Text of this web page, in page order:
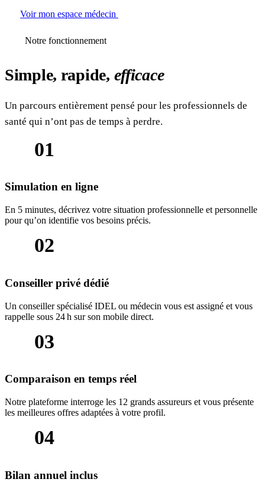
Voir mon espace médecin
Notre fonctionnement
Simple, rapide, efficace
Un parcours entièrement pensé pour les professionnels de
santé qui n’ont pas de temps à perdre.
01
Simulation en ligne
En 5 minutes, décrivez votre situation professionnelle et personnelle
pour qu’on identifie vos besoins précis.
02
Conseiller privé dédié
Un conseiller spécialisé IDEL ou médecin vous est assigné et vous
rappelle sous 24 h sur son mobile direct.
03
Comparaison en temps réel
Notre plateforme interroge les 12 grands assureurs et vous présente
les meilleures offres adaptées à votre profil.
04
Bilan annuel inclus